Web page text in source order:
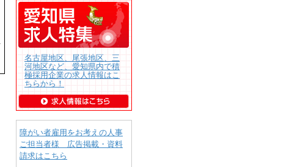
名古屋地区、尾張地区、三
河地区など、愛知県内で積
極採用企業の求人情報はこ
ちらから！
障がい者雇用をお考えの人事
ご担当者様 広告掲載・資料
請求はこちら